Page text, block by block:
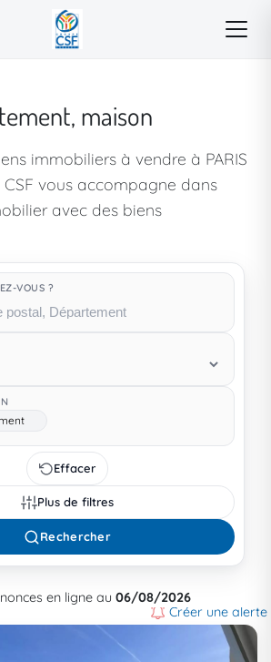
maison
immobiliers à vendre à PARIS
vous accompagne dans
avec des biens
VOUS ?
Effacer
Plus de filtres
Rechercher
en ligne au 06/08/2026
Créer une alerte